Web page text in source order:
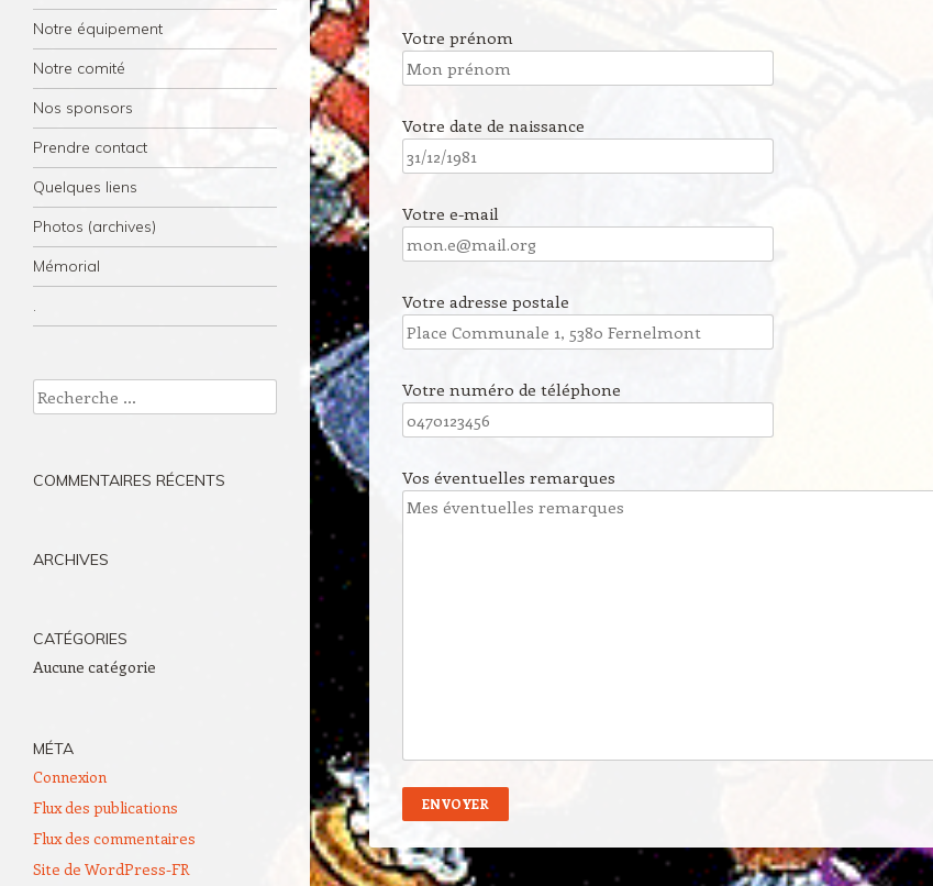
Notre équipement
Notre comité
Nos sponsors
Prendre contact
Quelques liens
Photos (archives)
Mémorial
.
Votre prénom
Votre date de naissance
Votre e-mail
Votre adresse postale
Votre numéro de téléphone
Vos éventuelles remarques
Recherche
COMMENTAIRES RÉCENTS
ARCHIVES
CATÉGORIES
Aucune catégorie
MÉTA
Connexion
Flux des publications
Flux des commentaires
Site de WordPress-FR